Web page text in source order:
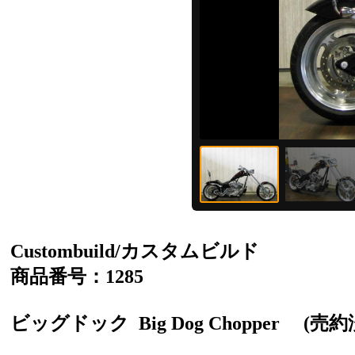
Custombuild/カスタムビルド
商品番号：1285
ビッグドック Big Dog Chopper (売約